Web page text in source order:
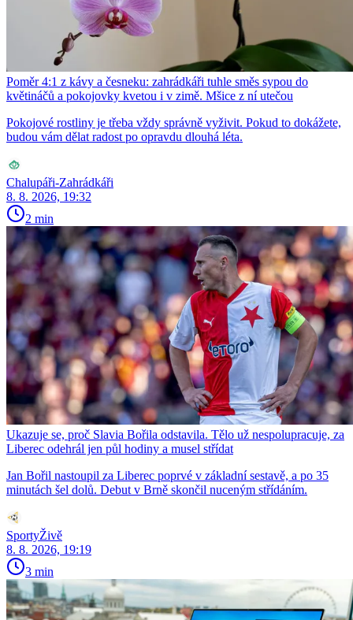
Poměr 4:1 z kávy a česneku: zahrádkáři tuhle směs sypou do
květináčů a pokojovky kvetou i v zimě. Mšice z ní utečou
Pokojové rostliny je třeba vždy správně vyživit. Pokud to dokážete,
budou vám dělat radost po opravdu dlouhá léta.
Chalupáři-Zahrádkáři
8. 8. 2026, 19:32
2 min
Ukazuje se, proč Slavia Bořila odstavila. Tělo už nespolupracuje, za
Liberec odehrál jen půl hodiny a musel střídat
Jan Bořil nastoupil za Liberec poprvé v základní sestavě, a po 35
minutách šel dolů. Debut v Brně skončil nuceným střídáním.
SportyŽivě
8. 8. 2026, 19:19
3 min